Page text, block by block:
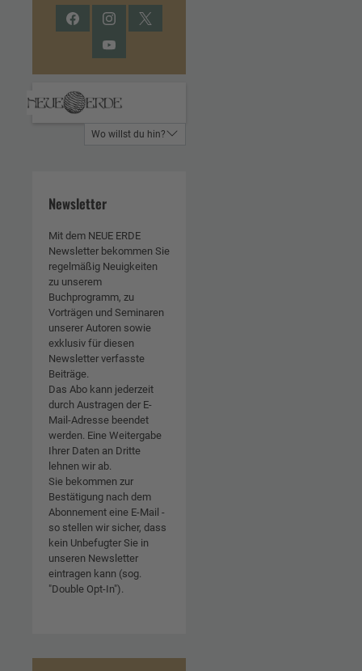
FacebookInstagramTwitter
YouTube
Wo willst du hin?
Newsletter
Mit dem NEUE ERDE
Newsletter bekommen Sie
regelmäßig Neuigkeiten
zu unserem
Buchprogramm, zu
Vorträgen und Seminaren
unserer Autoren sowie
exklusiv für diesen
Newsletter verfasste
Beiträge.
Das Abo kann jederzeit
durch Austragen der E-
Mail-Adresse beendet
werden. Eine Weitergabe
Ihrer Daten an Dritte
lehnen wir ab.
Sie bekommen zur
Bestätigung nach dem
Abonnement eine E-Mail -
so stellen wir sicher, dass
kein Unbefugter Sie in
unseren Newsletter
eintragen kann (sog.
"Double Opt-In").